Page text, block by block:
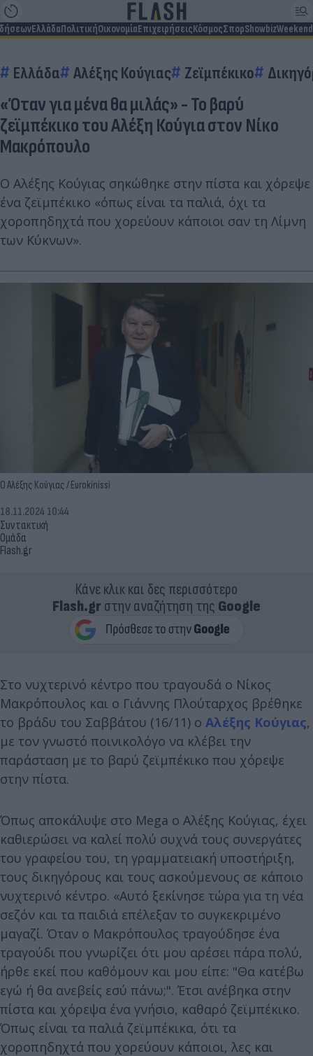
ΕλλάδαΠολιτικήΟικονομίαΕπιχειρήσειςΚόσμοςΣπορShowbizWeekend
Ελλάδα Αλέξης Κούγιας Ζεϊμπέκικο
«Όταν για μένα θα μιλάς» - Το βαρύ
ζεϊμπέκικο του Αλέξη Κούγια στον Νίκο
Μακρόπουλο
Ο Αλέξης Κούγιας σηκώθηκε στην πίστα και χόρεψε
ένα ζεϊμπέκικο «όπως είναι τα παλιά, όχι τα
χοροπηδηχτά που χορεύουν κάποιοι σαν τη Λίμνη
των Κύκνων».
Ο Αλέξης Κούγιας / Eurokinissi
Συντακτική
Ομάδα
Flash.gr
18.11.2024 10:44
Κάνε κλικ και δες περισσότερο
Flash.grστην αναζήτηση της Google
Στο νυχτερινό κέντρο που τραγουδά ο Νίκος
Μακρόπουλος και ο Γιάννης Πλούταρχος βρέθηκε
το βράδυ του Σαββάτου (16/11) ο Αλέξης Κούγιας,
με τον γνωστό ποινικολόγο να κλέβει την
παράσταση με το βαρύ ζεϊμπέκικο που χόρεψε
στην πίστα.
Όπως αποκάλυψε στο Mega ο Αλέξης Κούγιας, έχει
καθιερώσει να καλεί πολύ συχνά τους συνεργάτες
του γραφείου του, τη γραμματειακή υποστήριξη,
τους δικηγόρους και τους ασκούμενους σε κάποιο
νυχτερινό κέντρο. «Αυτό ξεκίνησε τώρα για τη νέα
σεζόν και τα παιδιά επέλεξαν το συγκεκριμένο
μαγαζί. Όταν ο Μακρόπουλος τραγούδησε ένα
τραγούδι που γνωρίζει ότι μου αρέσει πάρα πολύ,
ήρθε εκεί που καθόμουν και μου είπε: "Θα κατέβω
εγώ ή θα ανεβείς εσύ πάνω;". Έτσι ανέβηκα στην
πίστα και χόρεψα ένα γνήσιο, καθαρό ζεϊμπέκικο.
Όπως είναι τα παλιά ζεϊμπέκικα, ότι τα
χοροπηδηχτά που χορεύουν κάποιοι, λες και